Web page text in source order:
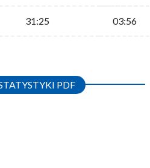
31:25 03:56
PDF